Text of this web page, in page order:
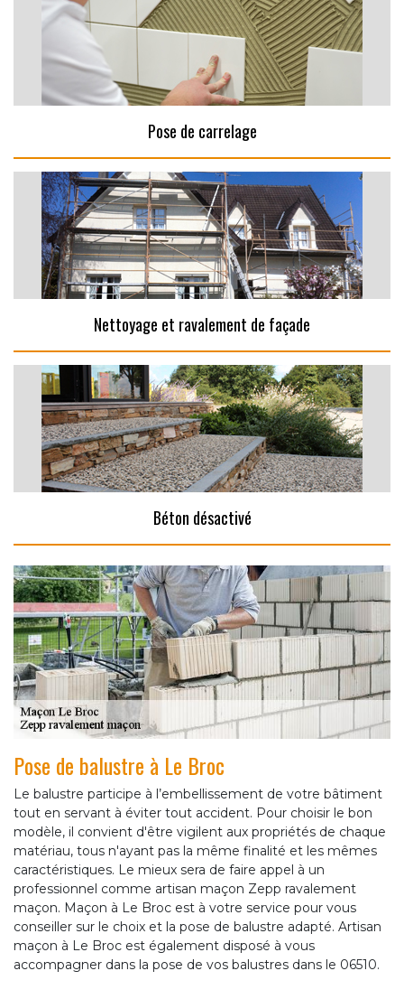
Pose de carrelage
Nettoyage et ravalement de façade
Béton désactivé
Pose de balustre à Le Broc
Le balustre participe à l’embellissement de votre bâtiment
tout en servant à éviter tout accident. Pour choisir le bon
modèle, il convient d'être vigilent aux propriétés de chaque
matériau, tous n'ayant pas la même finalité et les mêmes
caractéristiques. Le mieux sera de faire appel à un
professionnel comme artisan maçon Zepp ravalement
maçon. Maçon à Le Broc est à votre service pour vous
conseiller sur le choix et la pose de balustre adapté. Artisan
maçon à Le Broc est également disposé à vous
accompagner dans la pose de vos balustres dans le 06510.